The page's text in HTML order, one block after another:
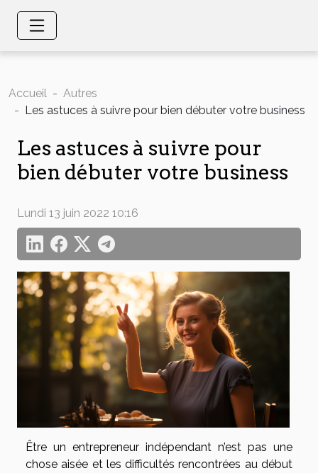
Accueil
Autres
Les astuces à suivre pour bien débuter votre business
Les astuces à suivre pour
bien débuter votre business
Lundi 13 juin 2022 10:16
Être un entrepreneur indépendant n’est pas une
chose aisée et les difficultés rencontrées au début